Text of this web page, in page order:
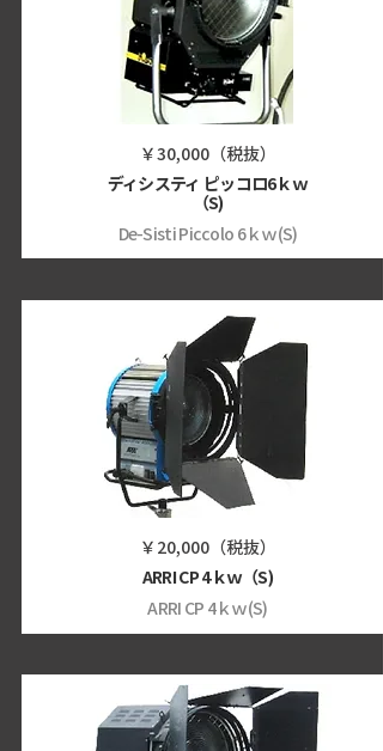
ディシスティ ピッコロ6ｋｗ
（S)
￥30,000（税抜）
De-Sisti Piccolo 6ｋｗ(S)
ARRI CP 4ｋｗ（S)
￥20,000（税抜）
ARRI CP 4ｋｗ(S)